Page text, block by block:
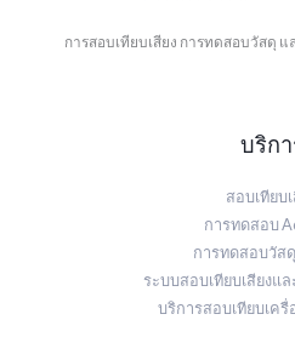
การสอบเทียบเสียง การทดสอบวัสดุ
บริก
สอบเทียบ
การทดสอบ
การทดสอบวัสดุ
ระบบสอบเทียบเสียงแ
บริการสอบเทียบเครื่